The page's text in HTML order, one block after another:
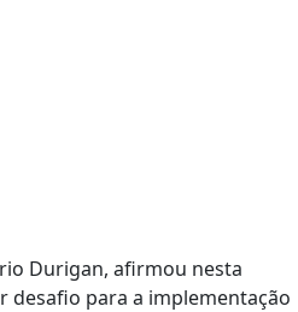
Durigan, afirmou nesta
desafio para a implementação